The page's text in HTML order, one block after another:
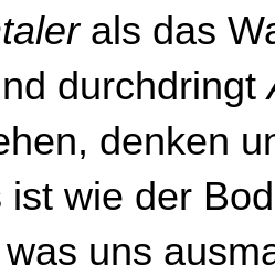
als das
durchdringt
denken
ist wie der
uns